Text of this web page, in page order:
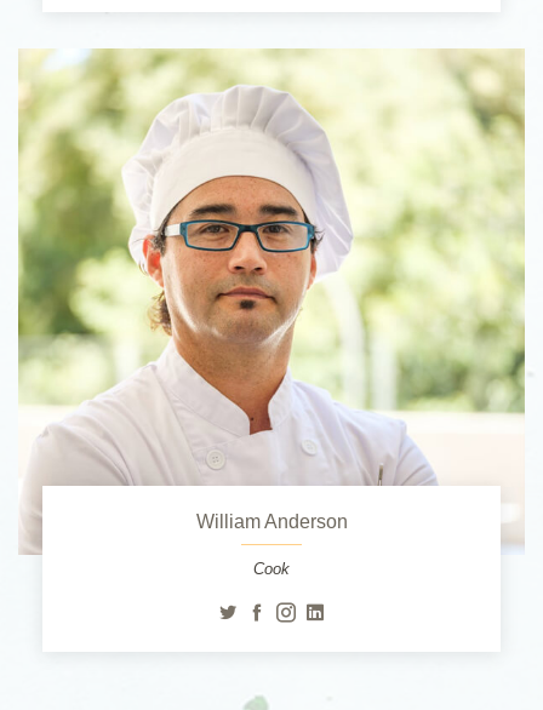
William Anderson
Cook